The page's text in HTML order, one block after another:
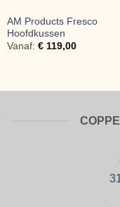
AM Products Fresco
Hoofdkussen
Vanaf: €119,00